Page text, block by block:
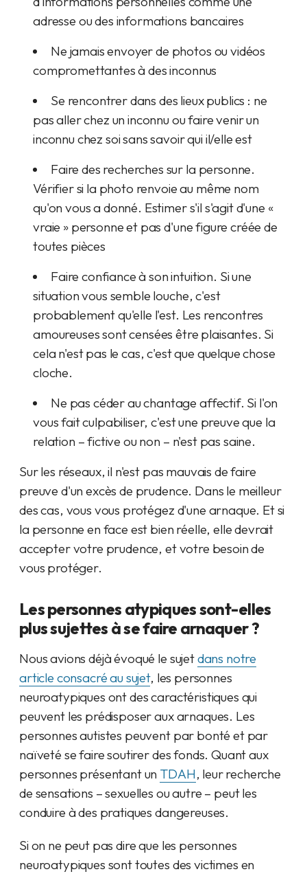
adresse ou des informations bancaires
Ne jamais envoyer de photos ou vidéos
compromettantes à des inconnus
Se rencontrer dans des lieux publics : ne
pas aller chez un inconnu ou faire venir un
inconnu chez soi sans savoir qui il/elle est
Faire des recherches sur la personne.
Vérifier si la photo renvoie au même nom
qu'on vous a donné. Estimer s'il s'agit d'une «
vraie » personne et pas d'une figure créée de
toutes pièces
Faire confiance à son intuition. Si une
situation vous semble louche, c'est
probablement qu'elle l'est. Les rencontres
amoureuses sont censées être plaisantes. Si
cela n'est pas le cas, c'est que quelque chose
cloche.
Ne pas céder au chantage affectif. Si l'on
vous fait culpabiliser, c'est une preuve que la
relation – fictive ou non – n'est pas saine.
Sur les réseaux, il n'est pas mauvais de faire
preuve d'un excès de prudence. Dans le meilleur
des cas, vous vous protégez d'une arnaque. Et si
la personne en face est bien réelle, elle devrait
accepter votre prudence, et votre besoin de
vous protéger.
Les personnes atypiques sont-elles
plus sujettes à se faire arnaquer ?
Nous avions déjà évoqué le sujetdans notre
article consacré au sujet, les personnes
neuroatypiques ont des caractéristiques qui
peuvent les prédisposer aux arnaques. Les
personnes autistes peuvent par bonté et par
naïveté se faire soutirer des fonds. Quant aux
personnes présentant un TDAH, leur recherche
de sensations – sexuelles ou autre – peut les
conduire à des pratiques dangereuses.
Si on ne peut pas dire que les personnes
neuroatypiques sont toutes des victimes en